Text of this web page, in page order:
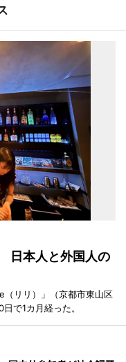
日本人と外国人の
（リリ）」（京都市東山区
で1カ月経った。